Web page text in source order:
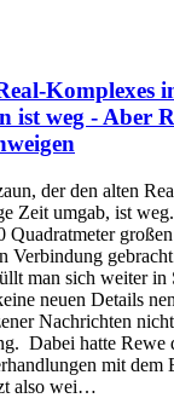
Komplexes
ist weg - Aber
der den alten
Zeit umgab, ist
Quadratmeter
Verbindung
man sich weiter
neuen Details
Nachrichten
Dabei hatte Rewe
mit dem
also wei…